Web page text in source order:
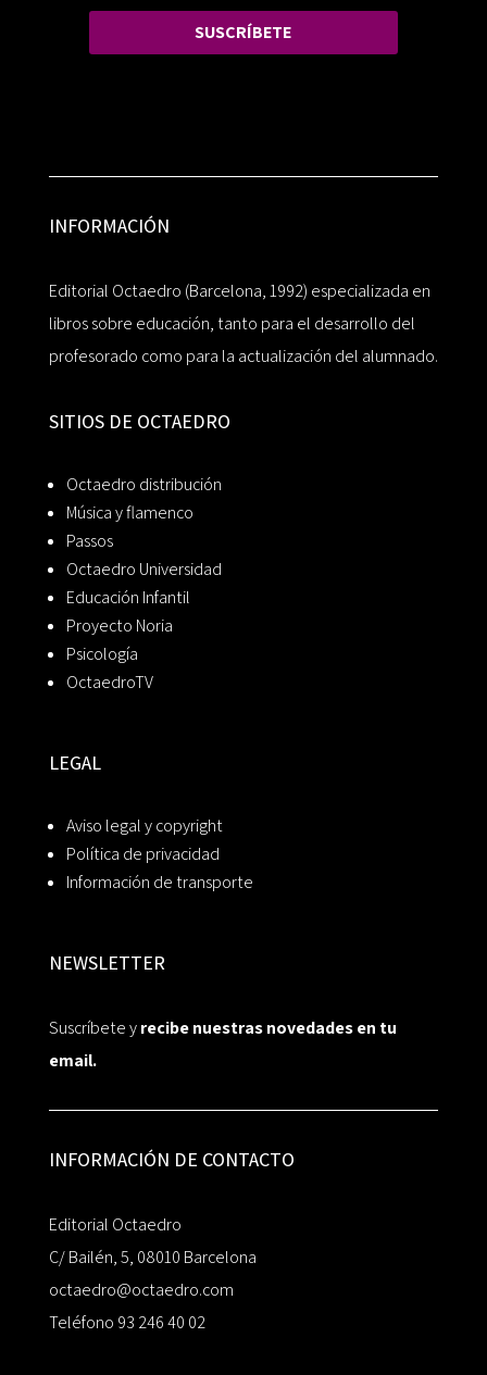
SUSCRÍBETE
INFORMACIÓN
Editorial Octaedro (Barcelona, 1992) especializada en
libros sobre educación, tanto para el desarrollo del
profesorado como para la actualización del alumnado.
SITIOS DE OCTAEDRO
Octaedro distribución
Música y flamenco
Passos
Octaedro Universidad
Educación Infantil
Proyecto Noria
Psicología
OctaedroTV
LEGAL
Aviso legal y copyright
Política de privacidad
Información de transporte
NEWSLETTER
Suscríbete yrecibe nuestras novedades en tu
email.
INFORMACIÓN DE CONTACTO
Editorial Octaedro
C/ Bailén, 5, 08010 Barcelona
octaedro@octaedro.com
Teléfono 93 246 40 02